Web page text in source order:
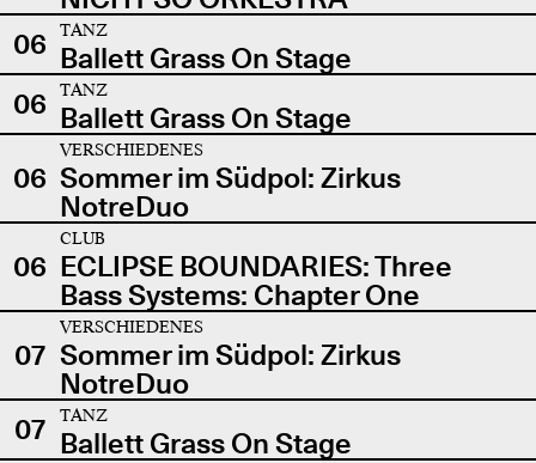
06
TANZ
Ballett Grass On Stage
06
TANZ
Ballett Grass On Stage
06
VERSCHIEDENES
Sommer im Südpol: Zirkus
NotreDuo
06
CLUB
ECLIPSE BOUNDARIES: Three
Bass Systems: Chapter One
07
VERSCHIEDENES
Sommer im Südpol: Zirkus
NotreDuo
07
TANZ
Ballett Grass On Stage